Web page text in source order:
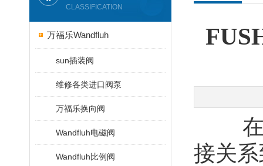
CLASSIFICATION
万福乐Wandfluh
sun插装阀
维修各类进口阀泵
万福乐换向阀
Wandfluh电磁阀
Wandfluh比例阀
在工
接关